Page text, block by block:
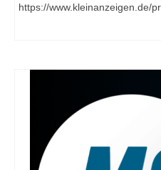
https://www.kleinanzeigen.de/